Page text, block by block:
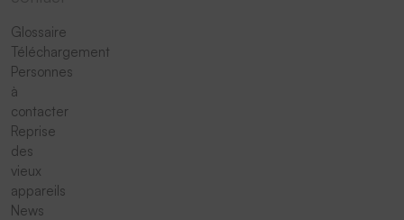
Glossaire
Téléchargement
Personnes
à
contacter
Reprise
des
vieux
appareils
News